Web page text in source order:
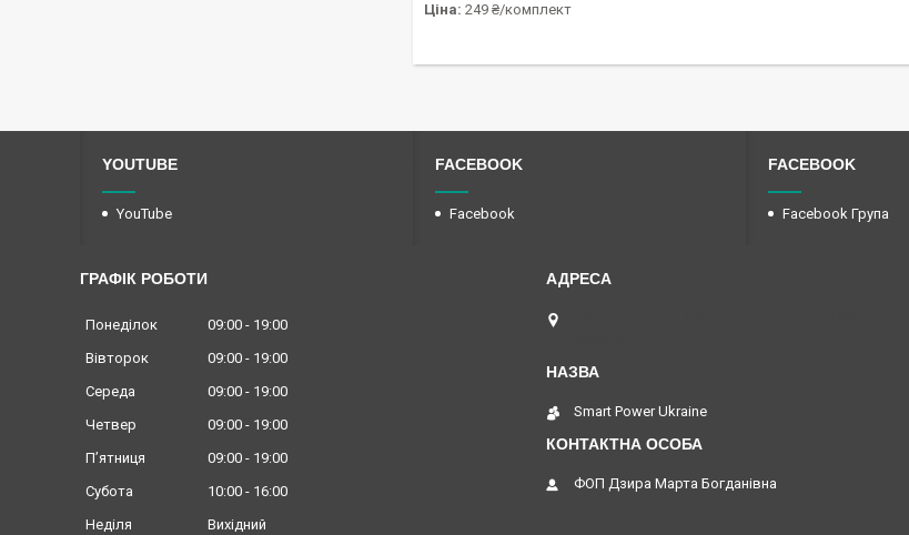
Ціна: 249 ₴/комплект
YOUTUBE
YouTube
FACEBOOK
Facebook
FACEBOOK
Facebook Група
ГРАФІК РОБОТИ
Понеділок 09:00
19:00
Вівторок
09:00
19:00
Середа
09:00
19:00
Четвер
09:00
19:00
Пʼятниця
09:00
19:00
Субота
10:00
16:00
Неділя
Вихідний
Smart Power Ukraine
ФОП Дзира Марта Богданівна